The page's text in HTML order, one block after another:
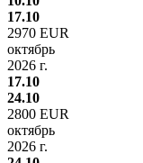
17.10
2970 EUR
октябрь
2026 г.
17.10
24.10
2800 EUR
октябрь
2026 г.